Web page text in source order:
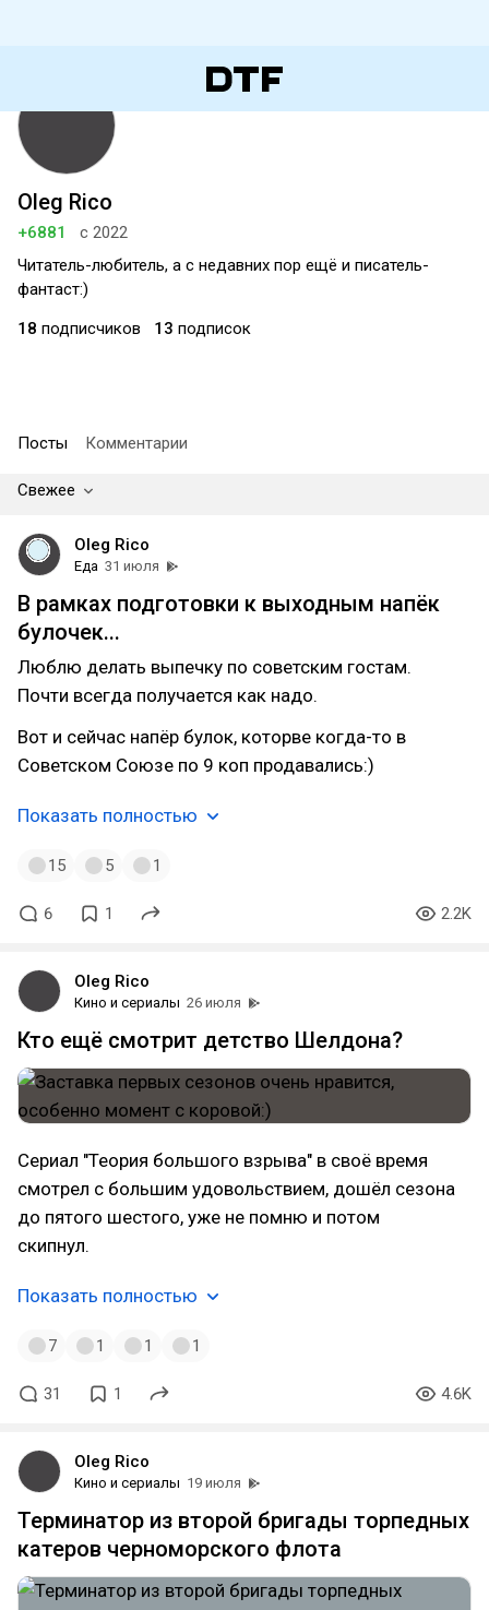
Oleg Rico
+6881
с 2022
Читатель-любитель, а с недавних пор ещё и писатель-
фантаст:)
18 подписчиков 13 подписок
Посты Комментарии
Свежее
Oleg Rico
Еда 31 июля
В рамках подготовки к выходным напёк
булочек...
Люблю делать выпечку по советским гостам.
Почти всегда получается как надо.
Вот и сейчас напёр булок, которве когда-то в
Советском Союзе по 9 коп продавались:)
Показать полностью
15 5 1
6 1 2.2K
Oleg Rico
Кино и сериалы 26 июля
Кто ещё смотрит детство Шелдона?
Сериал "Теория большого взрыва" в своё время
смотрел с большим удовольствием, дошёл сезона
до пятого шестого, уже не помню и потом
скипнул.
Показать полностью
7 1 1 1
31 1 4.6K
Oleg Rico
Кино и сериалы 19 июля
Терминатор из второй бригады торпедных
катеров черноморского флота